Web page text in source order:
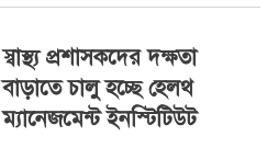
স্বাস্থ্য প্রশাসকদের দক্ষতা
বাড়াতে চালু হচ্ছে হেলথ
ম্যানেজমেন্ট ইনস্টিটিউট